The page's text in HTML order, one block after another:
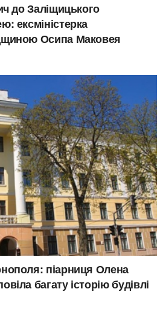
до Заліщицького
ексміністерка
Осипа Маковея
піарниця Олена
багату історію будівлі